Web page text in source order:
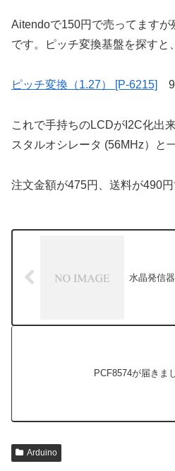
Aitendoで150円で売ってますが
です。ピッチ変換基盤を探すと、
ピッチ変換（1.27） [P-6215]
これで手持ちのLCDがI2C化出
スタルオシレータ (56MHz）と
注文金額が475円、送料が490円
水晶発信
PCF8574が届きま
Arduino